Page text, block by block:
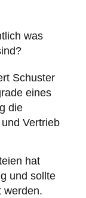
was
Schuster
eines
die
Vertrieb
hat
und sollte
werden.